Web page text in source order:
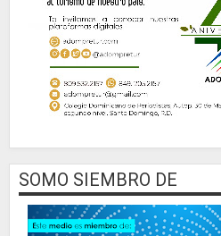
SOMO SIEMBRO DE